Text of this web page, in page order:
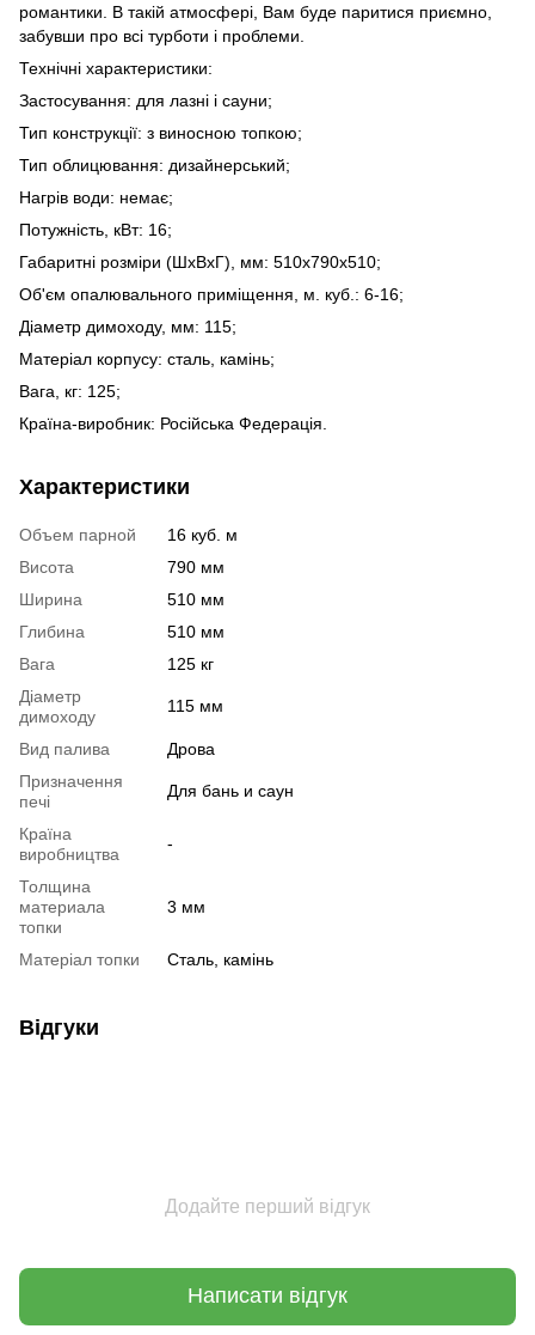
романтики. В такій атмосфері, Вам буде паритися приємно,
забувши про всі турботи і проблеми.
Технічні характеристики:
Застосування: для лазні і сауни;
Тип конструкції: з виносною топкою;
Тип облицювання: дизайнерський;
Нагрів води: немає;
Потужність, кВт: 16;
Габаритні розміри (ШхВхГ), мм: 510х790х510;
Об'єм опалювального приміщення, м. куб.: 6-16;
Діаметр димоходу, мм: 115;
Матеріал корпусу: сталь , камінь;
Вага, кг: 125;
Країна-виробник: Російська Федерація.
Характеристики
Объем парной
16 куб. м
Висота
790 мм
Ширина
510 мм
Глибина
510 мм
Вага
125 кг
Діаметр
димоходу
115 мм
Вид палива
Дрова
Призначення
печі
Для бань и саун
Країна
виробництва
-
Толщина
материала
топки
3 мм
Матеріал топки Сталь, камінь
Відгуки
Додайте перший відгук
Написати відгук